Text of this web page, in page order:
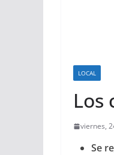
LOCAL
Los
viernes,
Se